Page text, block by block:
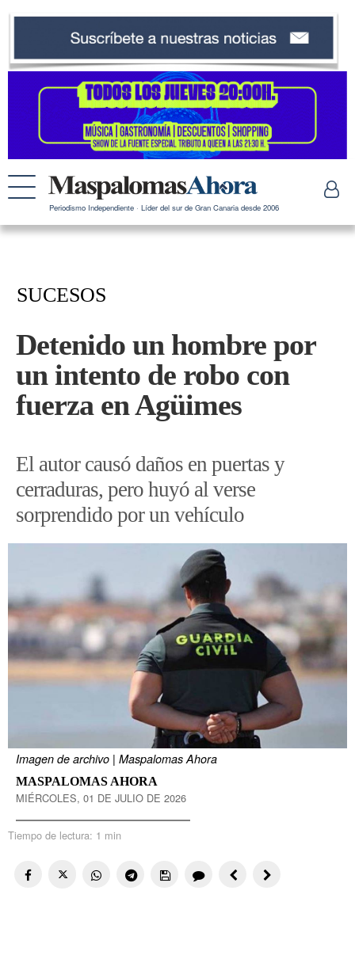
Periodismo Independiente · Líder del sur de Gran Canaria desde 2006
SUCESOS
Detenido un hombre por
un intento de robo con
fuerza en Agüimes
El autor causó daños en puertas y
cerraduras, pero huyó al verse
sorprendido por un vehículo
Imagen de archivo | Maspalomas Ahora
MASPALOMAS AHORA
MIÉRCOLES, 01 DE JULIO DE 2026
Tiempo de lectura: 1 min